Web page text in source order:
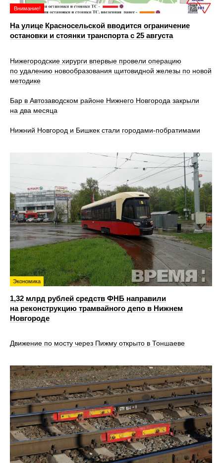
Внимание!
На улице Красносельской вводится ограничение
остановки и стоянки транспорта с 25 августа
Нижегородские хирурги впервые провели операцию
по удалению новообразования щитовидной железы по новой
методике
Бар в Автозаводском районе Нижнего Новгорода закрыли
на два месяца
Нижний Новгород и Бишкек стали городами-побратимами
Экономика
1,32 млрд рублей средств ФНБ направили
на реконструкцию трамвайного депо в Нижнем
Новгороде
Движение по мосту через Пижму открыто в Тоншаеве